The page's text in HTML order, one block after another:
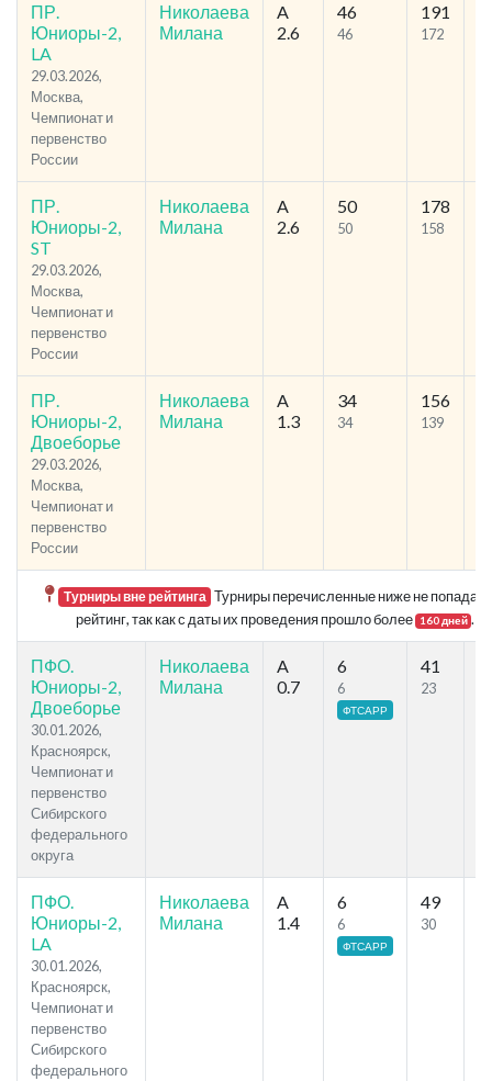
ПР.
Юниоры-2,
LA
29.03.2026,
Москва,
Чемпионат и
первенство
России
Николаева
Милана
A
2.6
46
46
191
172
ПР.
Юниоры-2,
ST
29.03.2026,
Москва,
Чемпионат и
первенство
России
Николаева
Милана
A
2.6
50
50
178
158
ПР.
Юниоры-2,
Двоеборье
29.03.2026,
Москва,
Чемпионат и
первенство
России
Николаева
Милана
A
1.3
34
34
156
139
Турниры вне рейтинга Турниры перечисленные ниже не
рейтинг, так как с даты их проведения прошло более
160 дней .
ПФО.
Юниоры-2,
Двоеборье
30.01.2026,
Красноярск,
Чемпионат и
первенство
Сибирского
федерального
округа
Николаева
Милана
A
0.7
6
6
ФТСАРР
41
23
ПФО.
Юниоры-2,
LA
30.01.2026,
Красноярск,
Чемпионат и
первенство
Сибирского
федерального
Николаева
Милана
A
1.4
6
6
ФТСАРР
49
30